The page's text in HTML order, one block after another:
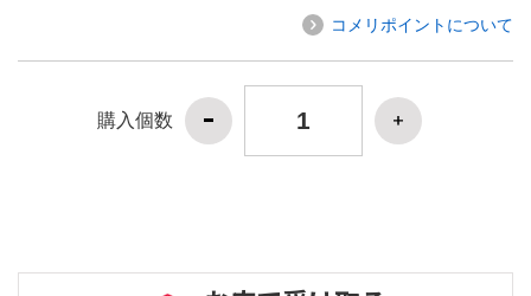
コメリポイントについて
購入個数